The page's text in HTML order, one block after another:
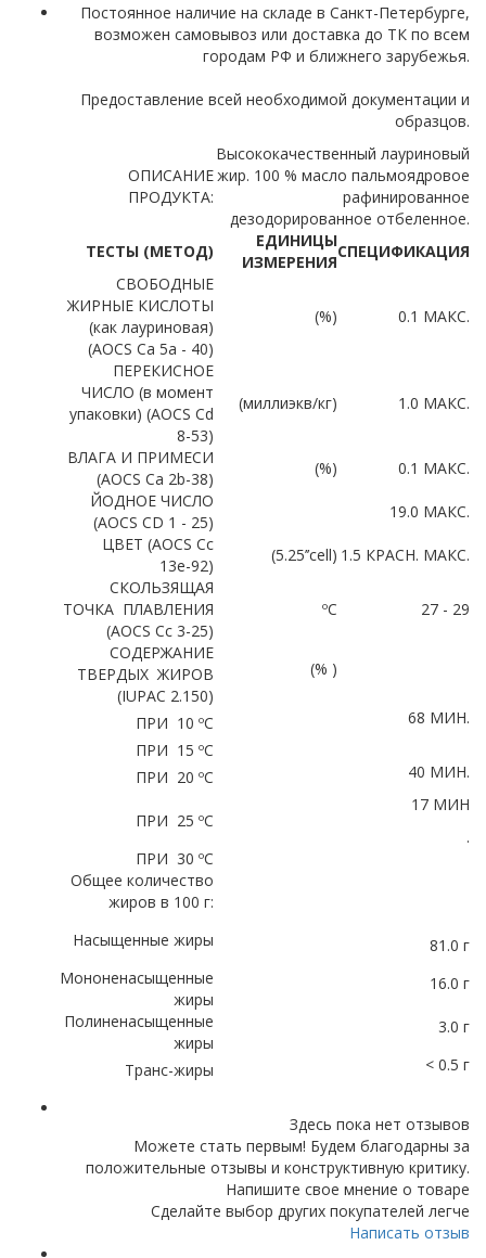
Постоянное наличие на складе в Санкт-Петербурге,
возможен самовывоз или доставка до ТК по всем
городам РФ и ближнего зарубежья.
Предоставление всей необходимой документации и
образцов.
ОПИСАНИЕ
ПРОДУКТА:
Высококачественный лауриновый
жир. 100 % масло пальмоядровое
рафинированное
дезодорированное отбеленное.
ТЕСТЫ (МЕТОД)
ЕДИНИЦЫ
ИЗМЕРЕНИЯ
СПЕЦИФИКАЦИЯ
СВОБОДНЫЕ
ЖИРНЫЕ КИСЛОТЫ
(как лауриновая)
(AOCS Ca 5а - 40)
(%) 0.1 MАКС.
ПЕРЕКИСНОЕ
ЧИСЛО (в момент
упаковки) (AOCS Cd
8-53)
(миллиэкв/кг) 1.0 МАКС.
ВЛАГА И ПРИМЕСИ
(AOCS Ca 2b-38)
(%)
0.1 МАКС.
ЙОДНОЕ ЧИСЛО
(AOCS CD 1 - 25)
19.0 МАКС.
ЦВЕТ (AOCS Cс
13е-92)
(5.25’’cell) 1.5 КРАСН. МАКС.
СКОЛЬЗЯЩАЯ
ТОЧКА ПЛАВЛЕНИЯ
(AOCS Cc 3-25)
ºC 27 - 29
СОДЕРЖАНИЕ
ТВЕРДЫХ ЖИРОВ
(IUPAC 2.150)
(% )
ПРИ 10 ºС
68 МИН.
ПРИ 15 ºС
ПРИ 20 ºС
40 МИН.
ПРИ 25 ºС
17 МИН
.
ПРИ 30 ºС
Общее количество
жиров в 100 г:
Насыщенные жиры
81.0 г
Мононенасыщенные
жиры
16.0 г
Полиненасыщенные
жиры
3.0 г
Транс-жиры < 0.5 г
Здесь пока нет отзывов
Можете стать первым! Будем благодарны за
положительные отзывы и конструктивную критику.
Напишите свое мнение о товаре
Сделайте выбор других покупателей легче
Написать отзыв